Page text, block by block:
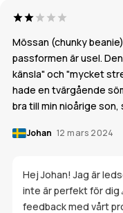
Mössan (chunky
passformen är usel.
känsla" och "mycket
hade en tvärgående
bra till min nioårige
Johan 12 mars 2024
Hej Johan! Jag är
inte är perfekt för dig
feedback med vårt